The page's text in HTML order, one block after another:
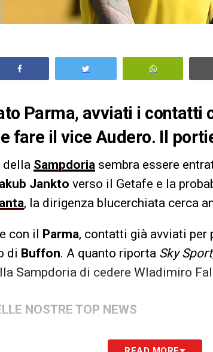
Parma, avviati i contatti
fare il vice Audero. Il
della Sampdoria sembra essere
Jankto verso il Getafe e la
, la dirigenza blucerchiata cerca
con il Parma, contatti già avviati per
di Buffon. A quanto riporta Sky Sport
Sampdoria di cedere Wladimiro
NOSTRE TOP NEWS